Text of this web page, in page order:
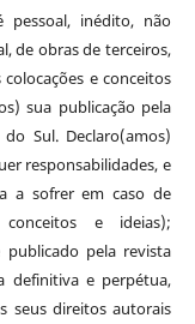
pessoal, inédito, não
de obras de terceiros,
e conceitos
sua publicação pela
Sul. Declaro(amos)
responsabilidades, e
a sofrer em caso de
e ideias);
pela revista
definitiva e perpétua,
seus direitos autorais